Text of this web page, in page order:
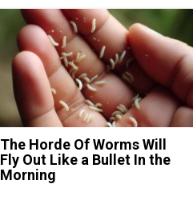
The Horde Of Worms Will
Fly Out Like a Bullet In the
Morning